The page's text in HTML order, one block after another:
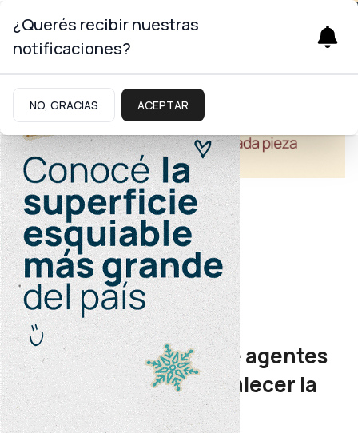
Economía
Recursos Humanos
Más de un centenar de agentes
se capacitan para fortalecer la
gestión pública
¿Querés recibir nuestras
notificaciones?
NO, GRACIAS ACEPTAR